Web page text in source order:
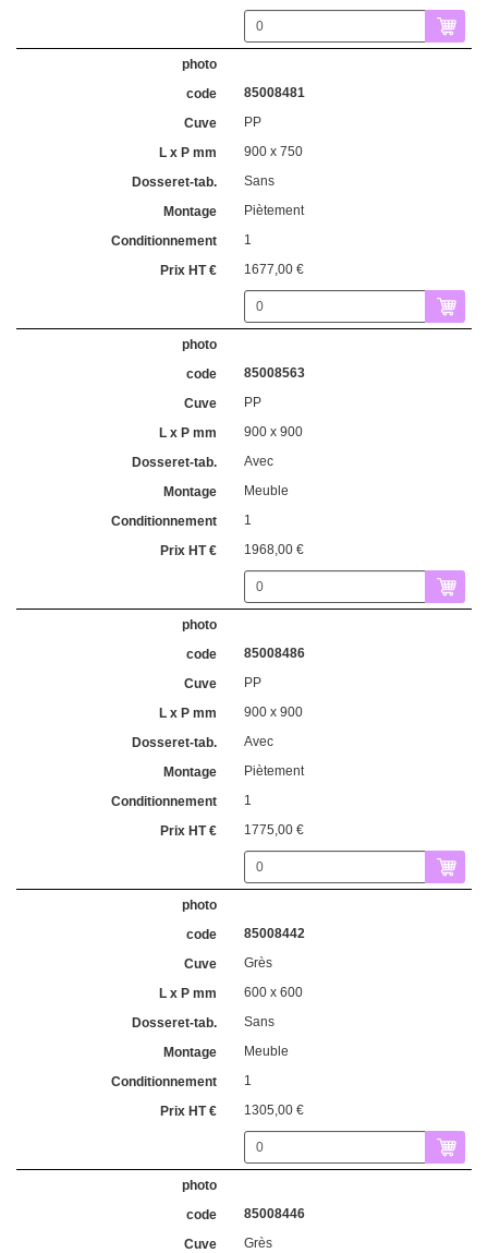
85008481
PP
900 x 750
Sans
Piètement
1
1677,00 €
85008563
PP
900 x 900
Avec
Meuble
1
1968,00 €
85008486
PP
900 x 900
Avec
Piètement
1
1775,00 €
85008442
Grès
600 x 600
Sans
Meuble
1
1305,00 €
85008446
Grès